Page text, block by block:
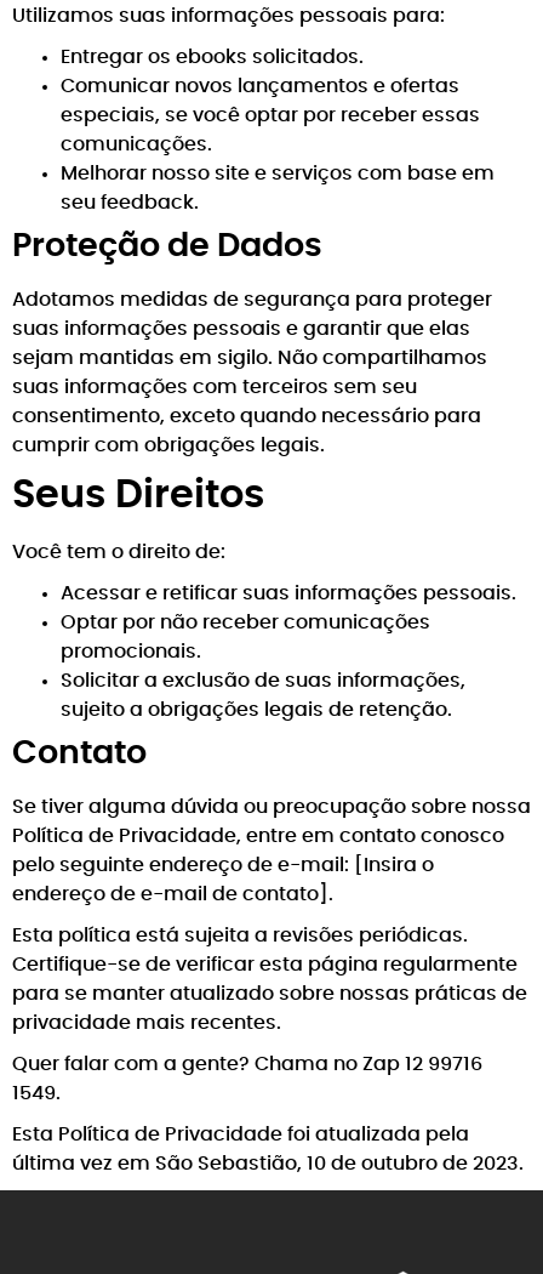
Utilizamos suas informações pessoais para:
Entregar os ebooks solicitados.
Comunicar novos lançamentos e ofertas
especiais, se você optar por receber essas
comunicações.
Melhorar nosso site e serviços com base em
seu feedback.
Proteção de Dados
Adotamos medidas de segurança para proteger
suas informações pessoais e garantir que elas
sejam mantidas em sigilo. Não compartilhamos
suas informações com terceiros sem seu
consentimento, exceto quando necessário para
cumprir com obrigações legais.
Seus Direitos
Você tem o direito de:
Acessar e retificar suas informações pessoais.
Optar por não receber comunicações
promocionais.
Solicitar a exclusão de suas informações,
sujeito a obrigações legais de retenção.
Contato
Se tiver alguma dúvida ou preocupação sobre nossa
Política de Privacidade, entre em contato conosco
pelo seguinte endereço de e-mail: [Insira o
endereço de e-mail de contato].
Esta política está sujeita a revisões periódicas.
Certifique-se de verificar esta página regularmente
para se manter atualizado sobre nossas práticas de
privacidade mais recentes.
Quer falar com a gente? Chama no Zap 12 99716
1549.
Esta Política de Privacidade foi atualizada pela
última vez em São Sebastião, 10 de outubro de 2023.